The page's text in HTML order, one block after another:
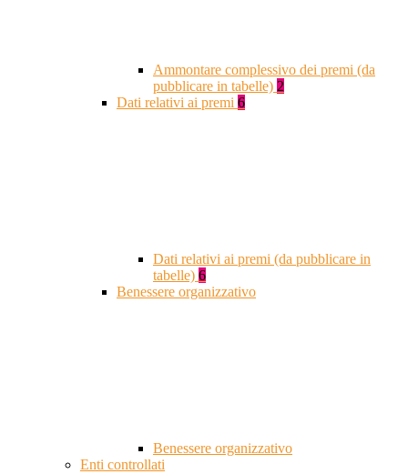
Ammontare complessivo dei premi (da
pubblicare in tabelle) 2
Dati relativi ai premi 6
Dati relativi ai premi (da pubblicare in
tabelle) 6
Benessere organizzativo
Benessere organizzativo
Enti controllati